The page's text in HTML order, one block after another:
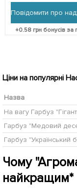
Повідомити про
+0.58 грн бонусів за
Ціни на популярні
Назва
На вагу Гарбуз
Гарбуз "Медовий
Чому
найкращим*